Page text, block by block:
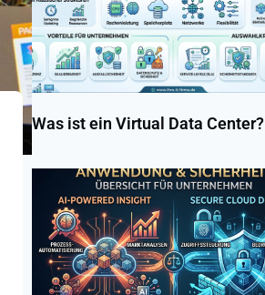
Was ist ein Virtual Data Center?